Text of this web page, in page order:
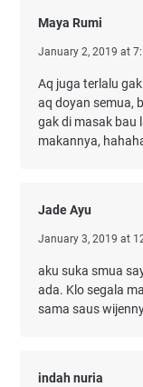
Maya Rumi
January 2, 2019 at
Aq juga terlalu
aq doyan semua,
gak di masak bau
makannya,
Jade Ayu
January 3, 2019 at
aku suka smua
ada. Klo segala
sama saus
indah nuria